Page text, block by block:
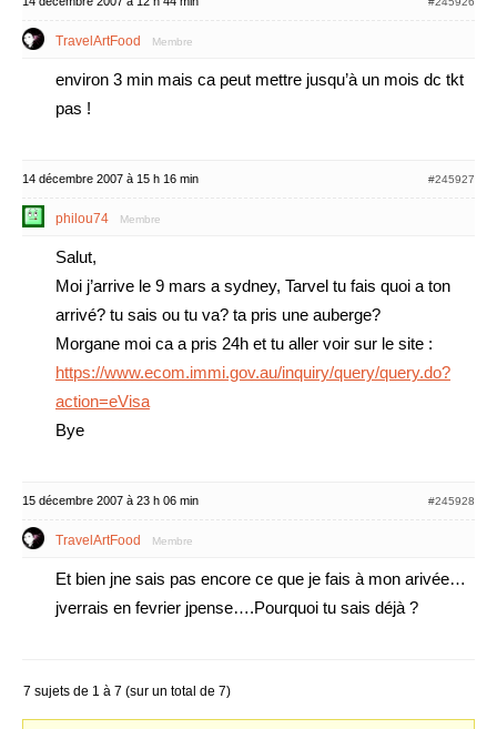
TravelArtFood Membre
environ 3 min mais ca peut mettre jusqu’à un mois dc tkt
pas !
14 décembre 2007 à 15 h 16 min #245927
philou74 Membre
Salut,
Moi j’arrive le 9 mars a sydney, Tarvel tu fais quoi a ton
arrivé? tu sais ou tu va? ta pris une auberge?
Morgane moi ca a pris 24h et tu aller voir sur le site :
https://www.ecom.immi.gov.au/inquiry/query/query.do?
action=eVisa
Bye
15 décembre 2007 à 23 h 06 min #245928
TravelArtFood Membre
Et bien jne sais pas encore ce que je fais à mon arivée…
jverrais en fevrier jpense….Pourquoi tu sais déjà ?
7 sujets de 1 à 7 (sur un total de 7)